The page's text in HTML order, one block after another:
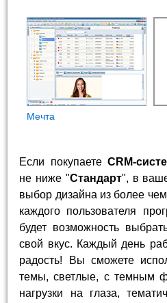
Мечта
Если покупаете CRM-
не ниже "Стандарт", в
выбор дизайна из более
каждого пользователя
будет возможность
свой вкус. Каждый день
радость! Вы сможете
темы, светлые, с темным
нагрузки на глаза,